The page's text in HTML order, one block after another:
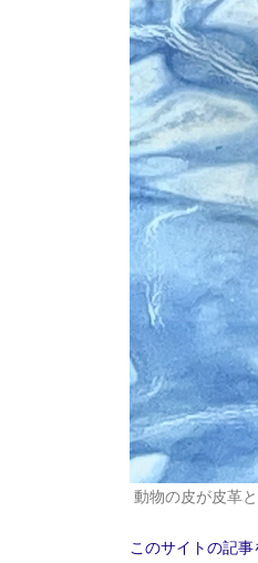
動物の皮が皮革
このサイトの記事